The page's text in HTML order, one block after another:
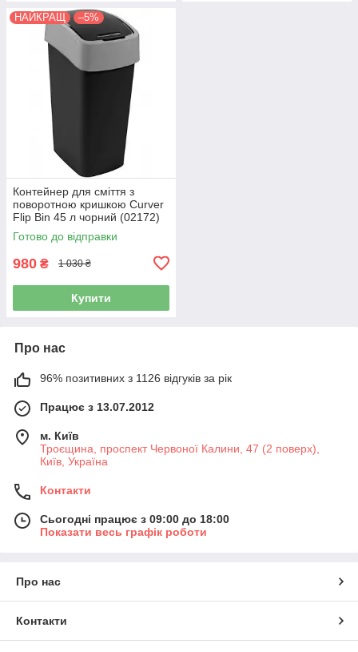
НАЙКРАЩ –5%
Контейнер для сміття з
поворотною кришкою Curver
Flip Bin 45 л чорний (02172)
Готово до відправки
980 ₴ 1 030 ₴
Купити
Про нас
96% позитивних з 1126 відгуків за рік
Працює з 13.07.2012
м. Київ
Троєщина, проспект Червоної Калини, 47 (2 поверх),
Київ, Україна
Контакти
Сьогодні працює з 09:00 до 18:00
Показати весь графік роботи
Про нас
Контакти